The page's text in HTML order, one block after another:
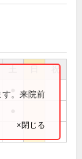
祝
す。来院前
×閉じる